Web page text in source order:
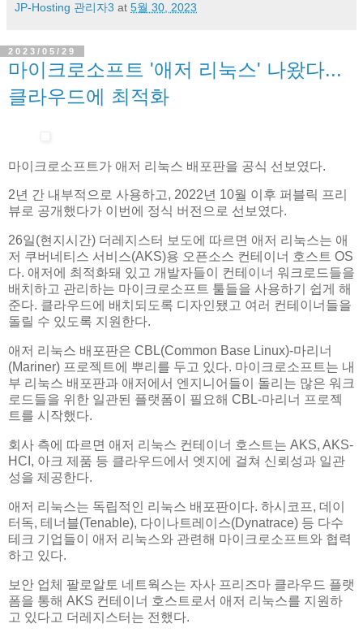
JP-Hosting 관리자3 at 5월 30, 2023
2023/05/29
마이크로소프트 '애저 리눅스' 나왔다...
클라우드에 최적화
마이크로소프트가 애저 리눅스 배포판을 공식 선보였다.
2년 간 내부적으로 사용하고, 2022년 10월 이후 퍼블릭 프리
뷰로 공개했다가 이번에 정식 버전으로 선보였다.
26일(현지시간) 더레지스터 보도에 따르면 애저 리눅스는 애
저 쿠버네티스 서비스(AKS)용 오픈소스 컨테이너 호스트 OS
다. 애저에 최적화돼 있고 개발자들이 컨테이너 워크로드들을
배치하고 관리하는 마이크로소프트 툴들을 사용하기 쉽게 해
준다. 클라우드에 배치되도록 디자인됐고 여러 컨테이너들을
돌릴 수 있도록 지원한다.
애저 리눅스 배포판은 CBL(Common Base Linux)-마리너
(Mariner) 프로젝트에 뿌리를 두고 있다. 마이크로소프트는 내
부 리눅스 배포판과 애저에서 엔지니어들이 돌리는 많은 워크
로드들을 위한 일관된 플랫폼이 필요해 CBL-마리너 프로젝
트를 시작했다.
회사 측에 따르면 애저 리눅스 컨테이너 호스트는 AKS, AKS-
HCI, 아크 제품 등 클라우드에서 엣지에 걸쳐 신뢰성과 일관
성을 제공한다.
애저 리눅스는 독립적인 리눅스 배포판이다. 하시코프, 데이
터독, 테너블(Tenable), 다이나트레이스(Dynatrace) 등 다수
테크 기업들이 애저 리눅스와 관련해 마이크로소프트와 협력
하고 있다.
보안 업체 팔로알토 네트웍스는 자사 프리즈마 클라우드 플랫
폼을 통해 AKS 컨테이너 호스트로서 애저 리눅스를 지원하
고 있다고 더레지스터는 전했다.